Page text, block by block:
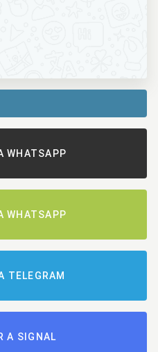
WHATSAPP
WHATSAPP
TELEGRAM
A SIGNAL